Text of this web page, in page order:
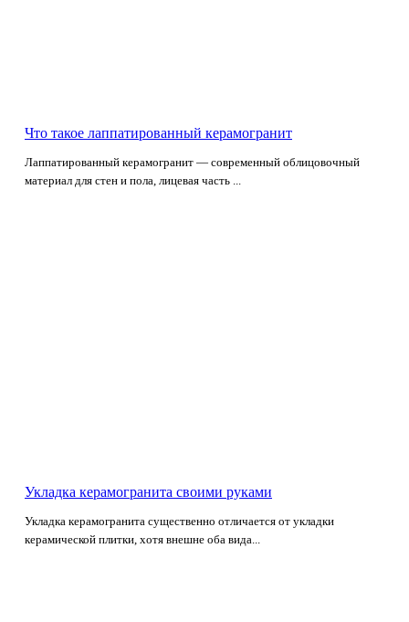
Что такое лаппатированный керамогранит
Лаппатированный керамогранит — современный облицовочный
материал для стен и пола, лицевая часть ...
Укладка керамогранита своими руками
Укладка керамогранита существенно отличается от укладки
керамической плитки, хотя внешне оба вида...